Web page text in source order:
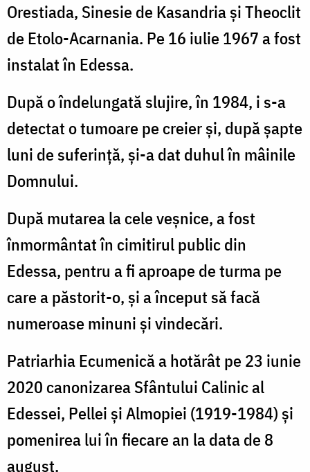
Orestiada, Sinesie de Kasandria și Theoclit
de Etolo-Acarnania. Pe 16 iulie 1967 a fost
instalat în Edessa.
După o îndelungată slujire, în 1984, i s-a
detectat o tumoare pe creier și, după șapte
luni de suferință, și-a dat duhul în mâinile
Domnului.
După mutarea la cele veșnice, a fost
înmormântat în cimitirul public din
Edessa, pentru a fi aproape de turma pe
care a păstorit-o, și a început să facă
numeroase minuni și vindecări.
Patriarhia Ecumenică a hotărât pe 23 iunie
2020 canonizarea Sfântului Calinic al
Edessei, Pellei și Almopiei (1919-1984) și
pomenirea lui în fiecare an la data de 8
august.